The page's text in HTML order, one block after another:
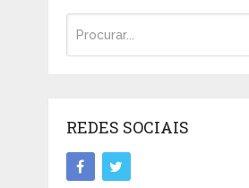
REDES SOCIAIS